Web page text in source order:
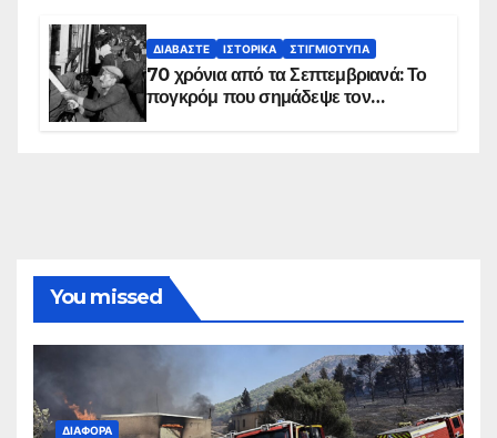
ΔΙΑΒΆΣΤΕ ΙΣΤΟΡΙΚΆ ΣΤΙΓΜΙΌΤΥΠΑ
70 χρόνια από τα Σεπτεμβριανά: Το
πογκρόμ που σημάδεψε τον
You missed
ΔΙΆΦΟΡΑ